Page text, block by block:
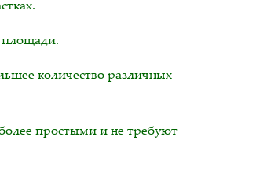
площади.
количество различных
простыми и не требуют